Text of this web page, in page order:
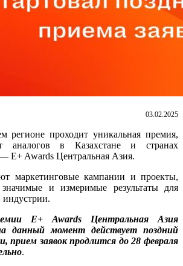
03.02.2025
регионе проходит уникальная премия,
аналогов в Казахстане и странах
E+ Awards Центральная Азия.
маркетинговые кампании и проекты,
и измеримые результаты для
индустрии.
E+ Awards Центральная Азия
момент действует поздний
прием заявок продлится до 28 февраля
.